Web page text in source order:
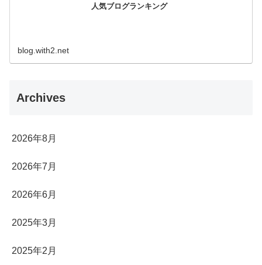
人気ブログランキング
blog.with2.net
Archives
2026年8月
2026年7月
2026年6月
2025年3月
2025年2月